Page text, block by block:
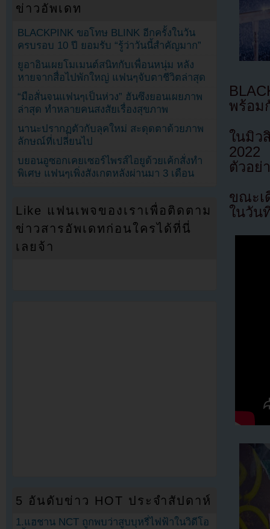
พร้อม
ในมิว
2022
ตัวอย่
ขณะเ
ในวัน
ข่าวอัพเดท
BLACKPINK ขอโทษ BLINK อีกครั้งในวัน
ครบรอบ 10 ปี ยอมรับ “รู้ว่าวันนี้สำคัญมาก”
ยูอาอินเผยโมเมนต์สนิทกับเพื่อนหนุ่ม หลัง
หายจากสื่อไปพักใหญ่ แฟนๆจับตาชีวิตล่าสุด
“มือสั่นจนแฟนๆเป็นห่วง” ฮันซึงยอนเผยภาพ
ล่าสุด ทำหลายคนสงสัยเรื่องสุขภาพ
นานะปรากฏตัวกับลุคใหม่ สะดุดตาด้วยภาพ
ลักษณ์ที่เปลี่ยนไป
บยอนอูซอกเคยเซอร์ไพรส์ไอยูด้วยเค้กสั่งทำ
พิเศษ แฟนๆเพิ่งสังเกตหลังผ่านมา 3 เดือน
Like แฟนเพจของเราเพื่อติดตาม
ข่าวสารอัพเดทก่อนใครได้ที่นี่
เลยจ้า
5 อันดับข่าว HOT ประจำสัปดาห์
1.แฮชาน NCT ถูกพบว่าสูบบุหรี่ไฟฟ้าในวิดีโอ